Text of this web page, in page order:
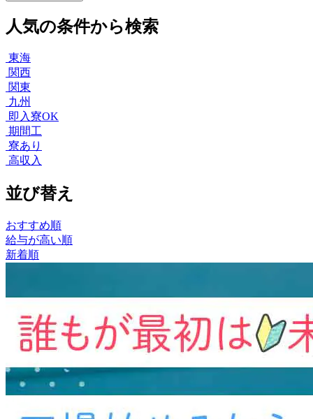
人気の条件から検索
東海
関西
関東
九州
即入寮OK
期間工
寮あり
高収入
並び替え
おすすめ順
給与が高い順
新着順